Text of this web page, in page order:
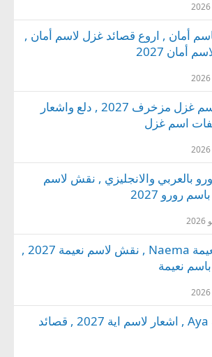
أمان , اروع قصائد غزل لاسم أمان ,
2027
معنى وصور اسم غزل مزخرف 2027 , دلع واشعار
اسم غزل
بالعربي والانجليزي , نقش لاسم
رورو 2027
زخرفة اسم نعيمة Naema , نقش لاسم نعيمة 2027 ,
نعيمة
شعر باسم اية Aya , اشعار لاسم اية 2027 , قصائد